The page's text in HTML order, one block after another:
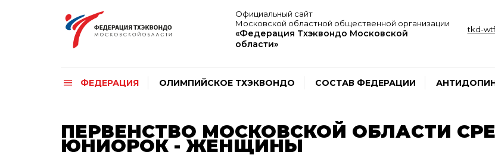
Официальный сайт
Московской областной общественной организации
«Федерация Тхэквондо Московской
области»
tkd-
ФЕДЕРАЦИЯ ОЛИМПИЙСКОЕ ТХЭКВОНДО СОСТАВ ФЕДЕРАЦИИ
ПЕРВЕНСТВО МОСКОВСКОЙ ОБЛАСТИ
ЮНИОРОК - ЖЕНЩИНЫ